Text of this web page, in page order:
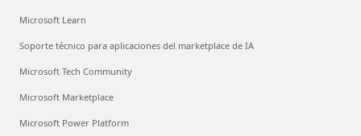
Microsoft Learn
Soporte técnico para aplicaciones del marketplace de IA
Microsoft Tech Community
Microsoft Marketplace
Microsoft Power Platform